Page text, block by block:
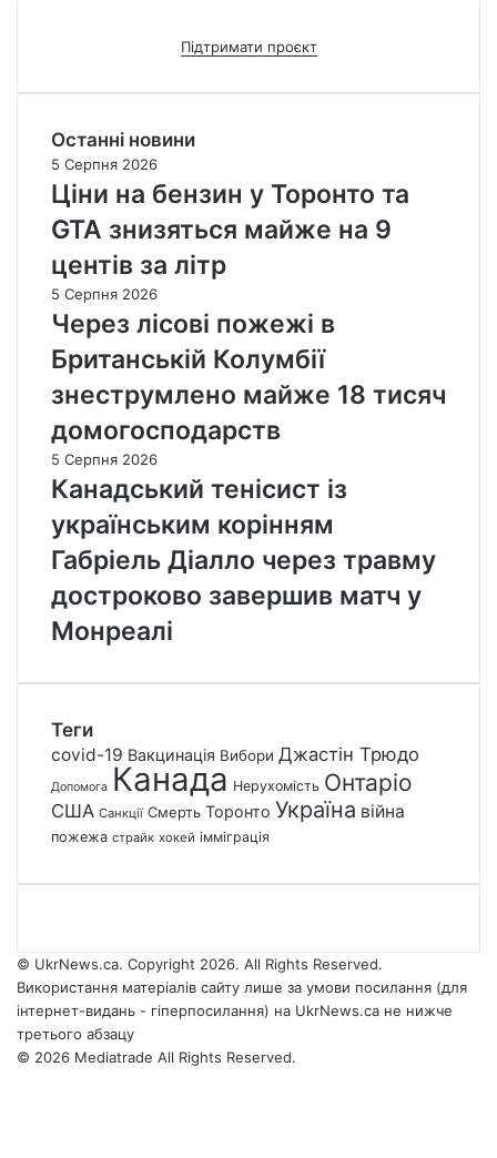
Підтримати проєкт
Останні новини
5 Серпня 2026
Ціни на бензин у Торонто та
GTA знизяться майже на 9
центів за літр
5 Серпня 2026
Через лісові пожежі в
Британській Колумбії
знеструмлено майже 18 тисяч
домогосподарств
5 Серпня 2026
Канадський тенісист із
українським корінням
Габріель Діалло через травму
достроково завершив матч у
Монреалі
Теги
covid-19 Вакцинація Вибори Джастін Трюдо
Допомога Канада Нерухомість Онтаріо
США Санкції Смерть Торонто Україна війна
пожежа страйк хокей імміграція
© UkrNews.ca. Copyright 2026. All Rights Reserved.
Використання матеріалів сайту лише за умови посилання (для
інтернет-видань - гіперпосилання) на UkrNews.ca не нижче
третього абзацу
© 2026 Mediatrade All Rights Reserved.